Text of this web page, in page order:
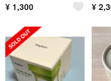
¥ 1,300 ¥